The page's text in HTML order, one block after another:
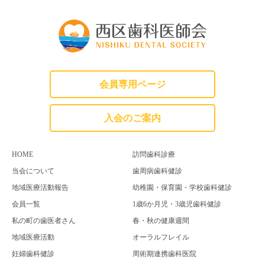
会員専用ページ
入会のご案内
HOME
当会について
地域医療活動報告
会員一覧
私の町の歯医者さん
地域医療活動
妊婦歯科健診
訪問歯科診療
歯周病歯科健診
幼稚園・保育園・学校歯科健診
1歳6か月児・3歳児歯科健診
春・秋の健康週間
オーラルフレイル
周術期連携歯科医院